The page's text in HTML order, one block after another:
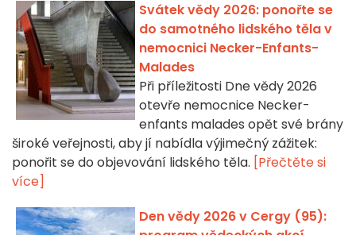
Svátek vědy 2026: ponořte se
do samotného lidského těla v
nemocnici Necker-Enfants-
Malades
Při příležitosti Dne vědy 2026
otevře nemocnice Necker-
enfants malades opět své brány
široké veřejnosti, aby jí nabídla výjimečný zážitek:
ponořit se do objevování lidského těla. [Přečtěte si
více]
Den vědy 2026 v Cergy (95):